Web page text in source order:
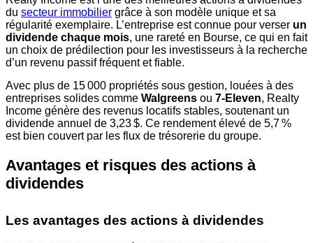
du secteur immobilier grâce à son modèle unique et sa
régularité exemplaire. L’entreprise est connue pour verser un
dividende chaque mois, une rareté en Bourse, ce qui en fait
un choix de prédilection pour les investisseurs à la recherche
d’un revenu passif fréquent et fiable.
Avec plus de 15 000 propriétés sous gestion, louées à des
entreprises solides comme Walgreens ou 7-Eleven, Realty
Income génère des revenus locatifs stables, soutenant un
dividende annuel de 3,23 $. Ce rendement élevé de 5,7 %
est bien couvert par les flux de trésorerie du groupe.
Avantages et risques des actions à
dividendes
Les avantages des actions à dividendes